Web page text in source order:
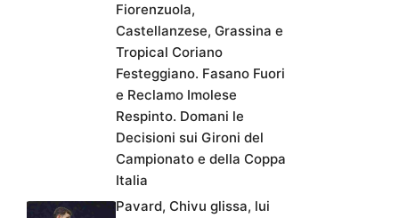
Fiorenzuola,
Castellanzese, Grassina e
Tropical Coriano
Festeggiano. Fasano Fuori
e Reclamo Imolese
Respinto. Domani le
Decisioni sui Gironi del
Campionato e della Coppa
Italia
Pavard, Chivu glissa, lui